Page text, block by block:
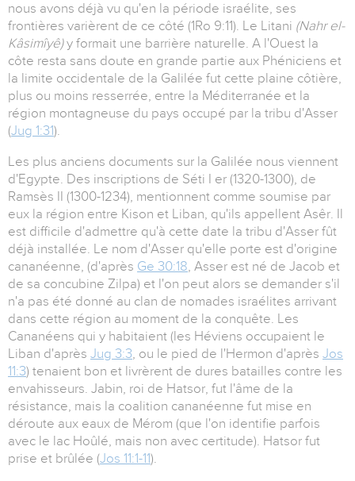
nous avons déjà vu qu'en la période israélite, ses
frontières varièrent de ce côté (1Ro 9:11). Le Litani (Nahr el-
Kâsimîyê)y formait une barrière naturelle. A l'Ouest la
côte resta sans doute en grande partie aux Phéniciens et
la limite occidentale de la Galilée fut cette plaine côtière,
plus ou moins resserrée, entre la Méditerranée et la
région montagneuse du pays occupé par la tribu d'Asser
(Jug 1:31).
Les plus anciens documents sur la Galilée nous viennent
d'Egypte. Des inscriptions de Séti I er (1320-1300), de
Ramsès II (1300-1234), mentionnent comme soumise par
eux la région entre Kison et Liban, qu'ils appellent Asêr. Il
est difficile d'admettre qu'à cette date la tribu d'Asser fût
déjà installée. Le nom d'Asser qu'elle porte est d'origine
cananéenne, (d'après Ge 30:18, Asser est né de Jacob et
de sa concubine Zilpa) et l'on peut alors se demander s'il
n'a pas été donné au clan de nomades israélites arrivant
dans cette région au moment de la conquête. Les
Cananéens qui y habitaient (les Héviens occupaient le
Liban d'après Jug 3:3, ou le pied de l'Hermon d'après Jos
11:3) tenaient bon et livrèrent de dures batailles contre les
envahisseurs. Jabin, roi de Hatsor, fut l'âme de la
résistance, mais la coalition cananéenne fut mise en
déroute aux eaux de Mérom (que l'on identifie parfois
avec le lac Hoûlé, mais non avec certitude). Hatsor fut
prise et brûlée (Jos 11:1-11).